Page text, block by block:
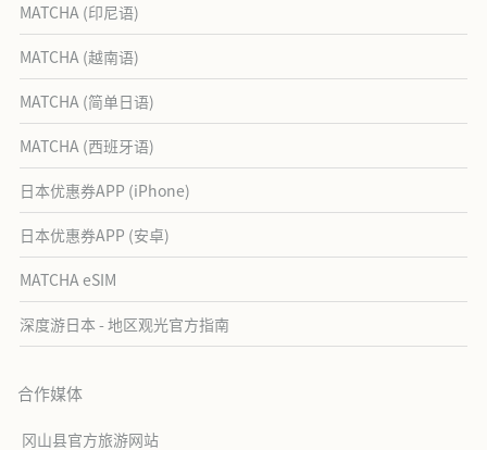
MATCHA (印尼语)
MATCHA (越南语)
MATCHA (简单日语)
MATCHA (西班牙语)
日本优惠券APP (iPhone)
日本优惠券APP (安卓)
MATCHA eSIM
深度游日本 - 地区观光官方指南
合作媒体
冈山县官方旅游网站